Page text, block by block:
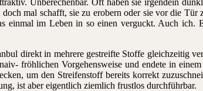
mal schafft, sie zu erobern oder sie vor die
einmal im Leben in so einen verguckt. Auch
direkt in mehrere gestreifte Stoffe gleichzeitig
fröhlichen Vorgehensweise und endete in
um den Streifenstoff bereits korrekt
ist aber eigentlich ziemlich frustlos durchführbar.